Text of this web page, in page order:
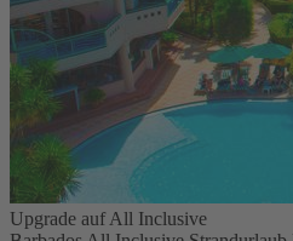
Upgrade auf All Inclusive